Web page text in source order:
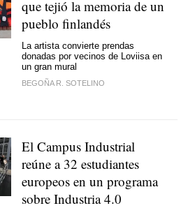
que tejió la memoria de un
pueblo finlandés
La artista convierte prendas
donadas por vecinos de Loviisa en
un gran mural
BEGOÑA R. SOTELINO
El Campus Industrial
reúne a 32 estudiantes
europeos en un programa
sobre Industria 4.0